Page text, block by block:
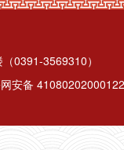
0391-3569310）
安备